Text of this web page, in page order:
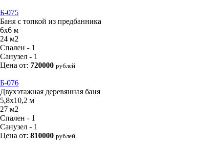
Б-075
Баня с топкой из предбанника
6х6 м
24 м2
Спален - 1
Санузел - 1
Цена от: 720000 рублей
Б-076
Двухэтажная деревянная баня
5,8х10,2 м
27 м2
Спален - 1
Санузел - 1
Цена от: 810000 рублей